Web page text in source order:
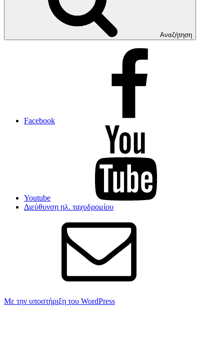
Αναζήτηση
Facebook
Youtube
Διεύθυνση ηλ. ταχυδρομίου
Με την υποστήριξη του WordPress